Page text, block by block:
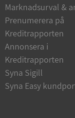
Marknadsurval &
Prenumerera på
Kreditrapporten
Annonsera i
Kreditrapporten
Syna Sigill
Syna Easy
Namn